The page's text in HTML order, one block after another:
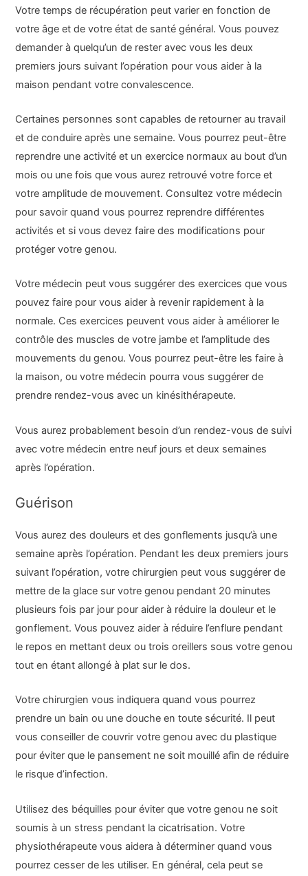
Votre temps de récupération peut varier en fonction de
votre âge et de votre état de santé général. Vous pouvez
demander à quelqu’un de rester avec vous les deux
premiers jours suivant l’opération pour vous aider à la
maison pendant votre convalescence.
Certaines personnes sont capables de retourner au travail
et de conduire après une semaine. Vous pourrez peut-être
reprendre une activité et un exercice normaux au bout d’un
mois ou une fois que vous aurez retrouvé votre force et
votre amplitude de mouvement. Consultez votre médecin
pour savoir quand vous pourrez reprendre différentes
activités et si vous devez faire des modifications pour
protéger votre genou.
Votre médecin peut vous suggérer des exercices que vous
pouvez faire pour vous aider à revenir rapidement à la
normale. Ces exercices peuvent vous aider à améliorer le
contrôle des muscles de votre jambe et l’amplitude des
mouvements du genou. Vous pourrez peut-être les faire à
la maison, ou votre médecin pourra vous suggérer de
prendre rendez-vous avec un kinésithérapeute.
Vous aurez probablement besoin d’un rendez-vous de suivi
avec votre médecin entre neuf jours et deux semaines
après l’opération.
Guérison
Vous aurez des douleurs et des gonflements jusqu’à une
semaine après l’opération. Pendant les deux premiers jours
suivant l’opération, votre chirurgien peut vous suggérer de
mettre de la glace sur votre genou pendant 20 minutes
plusieurs fois par jour pour aider à réduire la douleur et le
gonflement. Vous pouvez aider à réduire l’enflure pendant
le repos en mettant deux ou trois oreillers sous votre genou
tout en étant allongé à plat sur le dos.
Votre chirurgien vous indiquera quand vous pourrez
prendre un bain ou une douche en toute sécurité. Il peut
vous conseiller de couvrir votre genou avec du plastique
pour éviter que le pansement ne soit mouillé afin de réduire
le risque d’infection.
Utilisez des béquilles pour éviter que votre genou ne soit
soumis à un stress pendant la cicatrisation. Votre
physiothérapeute vous aidera à déterminer quand vous
pourrez cesser de les utiliser. En général, cela peut se